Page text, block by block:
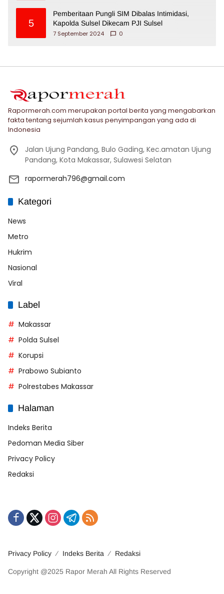
5
Pemberitaan Pungli SIM Dibalas Intimidasi,
Kapolda Sulsel Dikecam PJI Sulsel
7 September 2024
0
Rapormerah.com merupakan portal berita yang mengabarkan
fakta tentang sejumlah kasus penyimpangan yang ada di
Indonesia
Jalan Ujung Pandang, Bulo Gading, Kec.amatan Ujung
Pandang, Kota Makassar, Sulawesi Selatan
rapormerah796@gmail.com
Kategori
News
Metro
Hukrim
Nasional
Viral
Label
Makassar
Polda Sulsel
Korupsi
Prabowo Subianto
Polrestabes Makassar
Halaman
Indeks Berita
Pedoman Media Siber
Privacy Policy
Redaksi
Privacy Policy Indeks Berita Redaksi
Copyright @2025 Rapor Merah All Rights Reserved